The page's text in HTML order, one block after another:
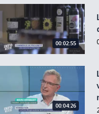
Local : une épicerie qui
00:02:55
La Croix-Rouge vaudoise
00:04:26